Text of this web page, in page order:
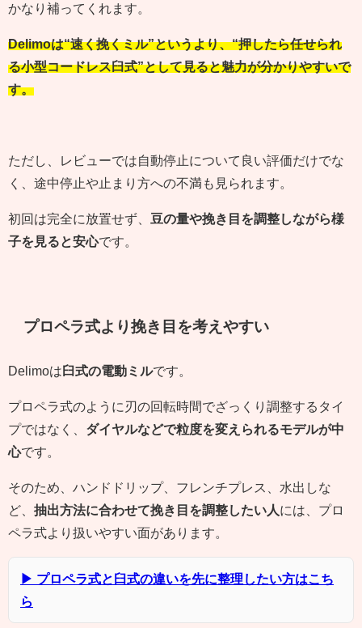
かなり補ってくれます。
Delimoは“速く挽くミル”というより、“押したら任せられ
る小型コードレス臼式”として見ると魅力が分かりやすいで
す。
ただし、レビューでは自動停止について良い評価だけでな
く、途中停止や止まり方への不満も見られます。
初回は完全に放置せず、 豆の量や挽き目を調整しながら様
子を見ると安心です。
プロペラ式より挽き目を考えやすい
Delimoは 臼式の電動ミルです。
プロペラ式のように刃の回転時間でざっくり調整するタイ
プではなく、 ダイヤルなどで粒度を変えられるモデルが中
心です。
そのため、ハンドドリップ、フレンチプレス、水出しな
ど、 抽出方法に合わせて挽き目を調整したい人 には、プロ
ペラ式より扱いやすい面があります。
▶ プロペラ式と臼式の違いを先に整理したい方はこち
ら